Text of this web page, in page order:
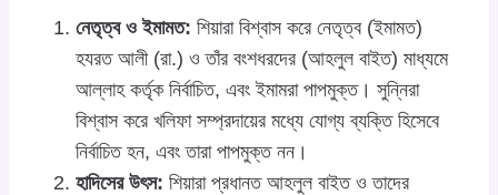
নেতৃত্ব ও ইমামত: শিয়ারা বিশ্বাস করে নেতৃত্ব (ইমামত)
হযরত আলী (রা.) ও তাঁর বংশধরদের (আহলুল বাইত) মাধ্যমে
আল্লাহ কর্তৃক নির্বাচিত, এবং ইমামরা পাপমুক্ত। সুন্নিরা
বিশ্বাস করে খলিফা সম্প্রদায়ের মধ্যে যোগ্য ব্যক্তি হিসেবে
নির্বাচিত হন, এবং তারা পাপমুক্ত নন।
হাদিসের উৎস: শিয়ারা প্রধানত আহলুল বাইত ও তাদের